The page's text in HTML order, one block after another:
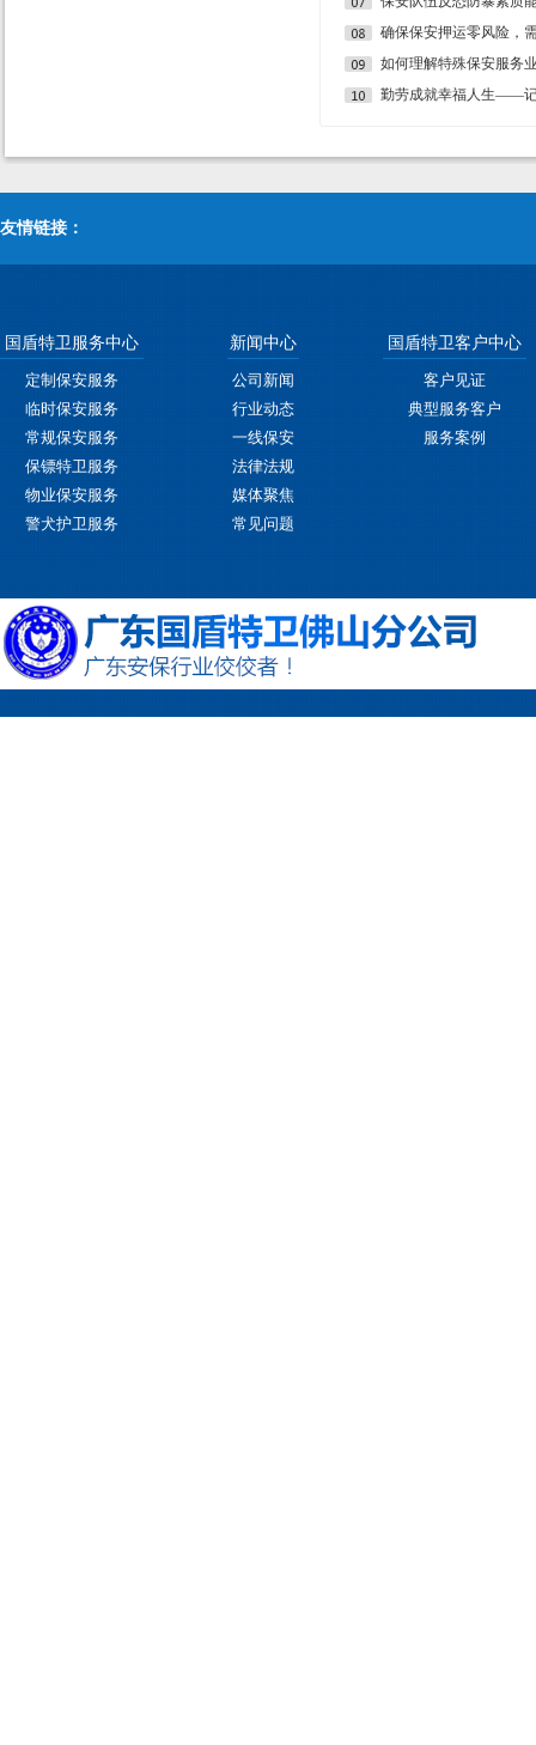
确保保安押运零风险，
如何理解特殊保安服务
友情链接：
国盾特卫服务中心
定制保安服务
临时保安服务
常规保安服务
保镖特卫服务
物业保安服务
警犬护卫服务
新闻中心
公司新闻
行业动态
一线保安
法律法规
媒体聚焦
常见问题
国盾特卫客户中心
客户见证
典型服务客户
服务案例